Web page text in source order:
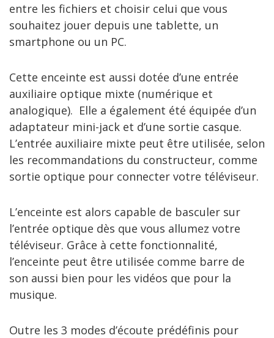
entre les fichiers et choisir celui que vous
souhaitez jouer depuis une tablette, un
smartphone ou un PC.
Cette enceinte est aussi dotée d’une entrée
auxiliaire optique mixte (numérique et
analogique). Elle a également été équipée d’un
adaptateur mini-jack et d’une sortie casque.
L’entrée auxiliaire mixte peut être utilisée, selon
les recommandations du constructeur, comme
sortie optique pour connecter votre téléviseur.
L’enceinte est alors capable de basculer sur
l’entrée optique dès que vous allumez votre
téléviseur. Grâce à cette fonctionnalité,
l’enceinte peut être utilisée comme barre de
son aussi bien pour les vidéos que pour la
musique.
Outre les 3 modes d’écoute prédéfinis pour